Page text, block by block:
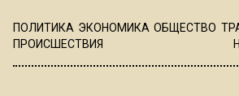
ПОЛИТИКА ЭКОНОМИКА ОБЩЕСТВО
ПРОИСШЕСТВИЯ